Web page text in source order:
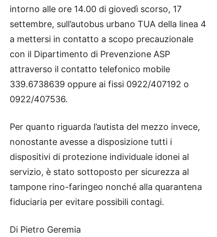
intorno alle ore 14.00 di giovedì scorso, 17
settembre, sull’autobus urbano TUA della linea 4
a mettersi in contatto a scopo precauzionale
con il Dipartimento di Prevenzione ASP
attraverso il contatto telefonico mobile
339.6738639 oppure ai fissi 0922/407192 o
0922/407536.
Per quanto riguarda l’autista del mezzo invece,
nonostante avesse a disposizione tutti i
dispositivi di protezione individuale idonei al
servizio, è stato sottoposto per sicurezza al
tampone rino-faringeo nonché alla quarantena
fiduciaria per evitare possibili contagi.
Di Pietro Geremia